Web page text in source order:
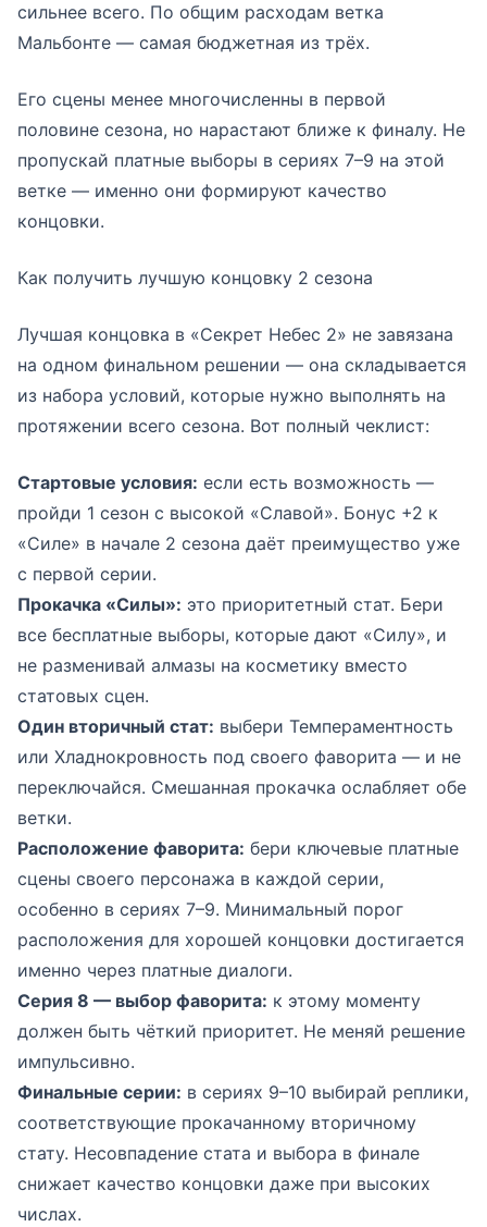
сильнее всего. По общим расходам ветка
Мальбонте — самая бюджетная из трёх.
Его сцены менее многочисленны в первой
половине сезона, но нарастают ближе к финалу. Не
пропускай платные выборы в сериях 7–9 на этой
ветке — именно они формируют качество
концовки.
Как получить лучшую концовку 2 сезона
Лучшая концовка в «Секрет Небес 2» не завязана
на одном финальном решении — она складывается
из набора условий, которые нужно выполнять на
протяжении всего сезона. Вот полный чеклист:
Стартовые условия: если есть возможность —
пройди 1 сезон с высокой «Славой». Бонус +2 к
«Силе» в начале 2 сезона даёт преимущество уже
с первой серии.
Прокачка «Силы»: это приоритетный стат. Бери
все бесплатные выборы, которые дают «Силу», и
не разменивай алмазы на косметику вместо
статовых сцен.
Один вторичный стат: выбери Темпераментность
или Хладнокровность под своего фаворита — и не
переключайся. Смешанная прокачка ослабляет обе
ветки.
Расположение фаворита: бери ключевые платные
сцены своего персонажа в каждой серии,
особенно в сериях 7–9. Минимальный порог
расположения для хорошей концовки достигается
именно через платные диалоги.
Серия 8 — выбор фаворита: к этому моменту
должен быть чёткий приоритет. Не меняй решение
импульсивно.
Финальные серии: в сериях 9–10 выбирай реплики,
соответствующие прокачанному вторичному
стату. Несовпадение стата и выбора в финале
снижает качество концовки даже при высоких
числах.